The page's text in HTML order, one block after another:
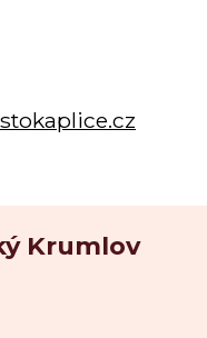
Krumlov